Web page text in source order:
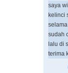
saya
kelinci
sudah
lalu di
terima